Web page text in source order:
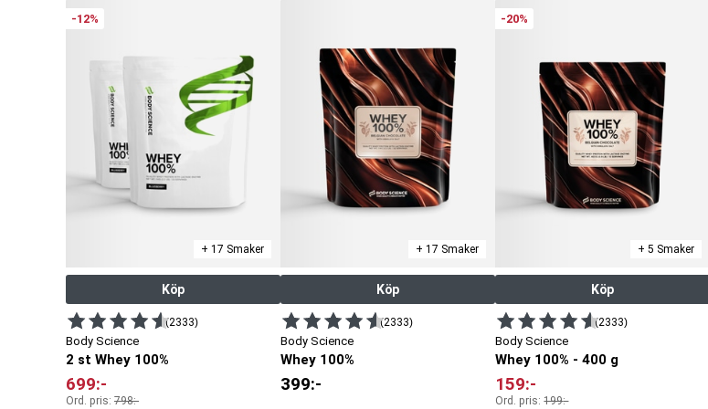
-12%
+ 17 Smaker
Köp
(2333)
Body Science
2 st Whey 100%
699:-
Ord. pris: 798:-
+ 17 Smaker
Köp
(2333)
Body Science
Whey 100%
399:-
-20%
+ 5 Smaker
Köp
(2333)
Body Science
Whey 100% - 400 g
159:-
Ord. pris:199:-